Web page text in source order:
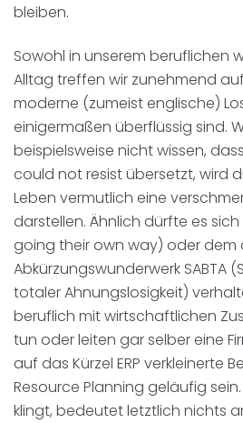
bleiben.
Sowohl in unserem beruflichen
Alltag treffen wir zunehmend
moderne (zumeist englische)
einigermaßen überflüssig sind.
beispielsweise nicht wissen, dass
could not resist übersetzt, wird
Leben vermutlich eine
darstellen. Ähnlich dürfte es sich
going their own way) oder dem
Abkürzungswunderwerk SABTA
totaler Ahnungslosigkeit)
beruflich mit wirtschaftlichen
tun oder leiten gar selber eine
auf das Kürzel ERP verkleinerte
Resource Planning geläufig
klingt, bedeutet letztlich nichts